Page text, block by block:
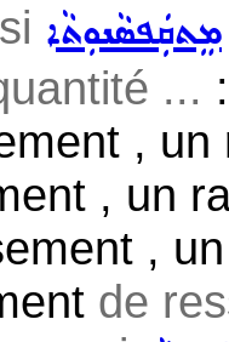
ܡܸܬܩܲܦܣܵܢܘܼܬܵܐ
...
,
, un
,
de